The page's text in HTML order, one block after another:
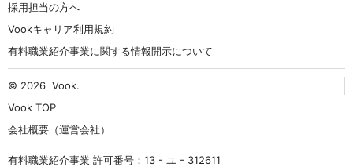
採用担当の方へ
Vookキャリア利用規約
有料職業紹介事業に関する情報開示について
© 2026 Vook.
Vook TOP
会社概要（運営会社）
有料職業紹介事業 許可番号：13 - ユ - 312611